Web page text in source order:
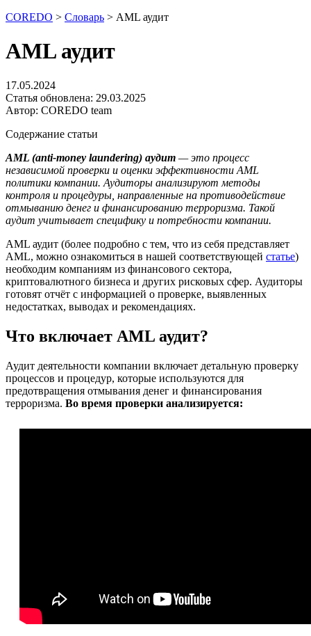
COREDO > Словарь > AML аудит
AML аудит
17.05.2024
Статья обновлена: 29.03.2025
Автор: COREDO team
Содержание статьи
AML (anti-money laundering) аудит — это процесс
независимой проверки и оценки эффективности AML
политики компании. Аудиторы анализируют методы
контроля и процедуры, направленные на противодействие
отмыванию денег и финансированию терроризма. Такой
аудит учитывает специфику и потребности компании.
AML аудит (более подробно с тем, что из себя представляет
AML, можно ознакомиться в нашей соответствующей статье)
необходим компаниям из финансового сектора,
криптовалютного бизнеса и других рисковых сфер. Аудиторы
готовят отчёт с информацией о проверке, выявленных
недостатках, выводах и рекомендациях.
Что включает AML аудит?
Аудит деятельности компании включает детальную проверку
процессов и процедур, которые используются для
предотвращения отмывания денег и финансирования
терроризма. Во время проверки анализируется: